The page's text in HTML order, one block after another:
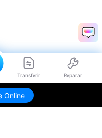
Transferir Reparar
Online